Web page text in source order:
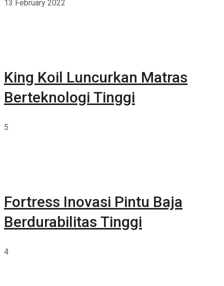
13 February 2022
King Koil Luncurkan Matras
Berteknologi Tinggi
5
Fortress Inovasi Pintu Baja
Berdurabilitas Tinggi
4